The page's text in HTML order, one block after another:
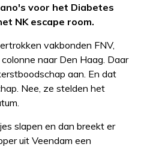
voor het Diabetes
NK escape room.
vakbonden FNV,
naar Den Haag. Daar
aan. En dat
Nee, ze stelden het
slapen en dan breekt er
uit Veendam een